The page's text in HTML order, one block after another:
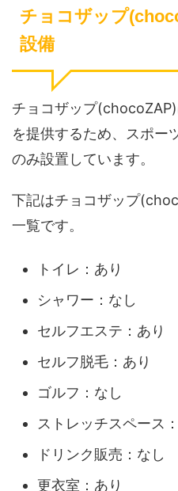
チョコザップ
設備
チョコザップ
を提供するため、スポー
のみ設置しています。
下記はチョコザップ
一覧です。
トイレ：あり
シャワー：なし
セルフエステ：あり
セルフ脱毛：あり
ゴルフ：なし
ストレッチスペース
ドリンク販売：なし
更衣室：あり